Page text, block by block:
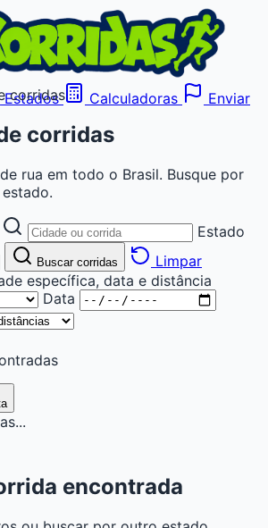
Estados Calculadoras
Enviar
corridas
corridas
rua em todo o Brasil. Busque por
Estado
Buscar corridas
Limpar
específica, data e distância
Data
encontrada